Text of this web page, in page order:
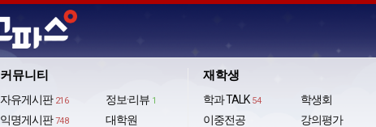
커뮤니티
자유게시판 216
익명게시판 748
정보·리뷰 1
대학원
재학생
학과 TALK 54
이중전공
학생회
강의평가